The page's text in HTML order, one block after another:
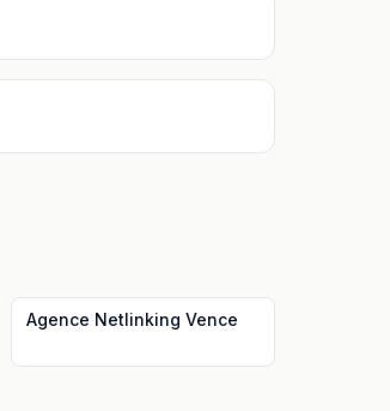
Agence Netlinking Vence